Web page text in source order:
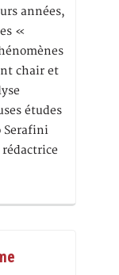
années,
«
chair et
études
Serafini